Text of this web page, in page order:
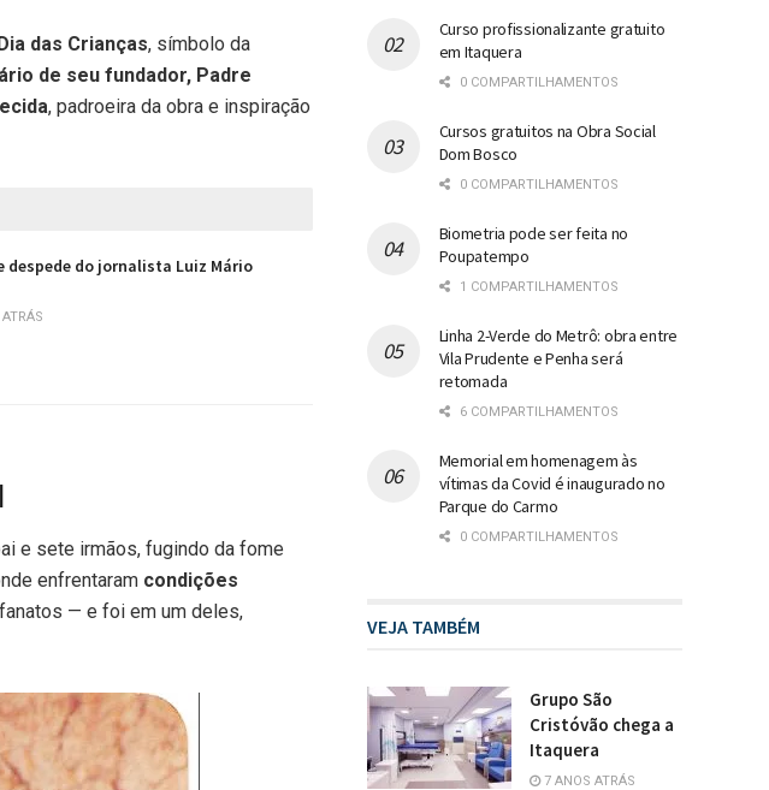
das Crianças, símbolo da
de seu fundador, Padre
, padroeira da obra e inspiração
despede do jornalista Luiz Mário
e sete irmãos, fugindo da fome
enfrentaram condições
— e foi em um deles,
Curso profissionalizante gratuito
em Itaquera
0 COMPARTILHAMENTOS
Cursos gratuitos na Obra Social
Dom Bosco
0 COMPARTILHAMENTOS
Biometria pode ser feita no
Poupatempo
1 COMPARTILHAMENTOS
Linha 2-Verde do Metrô: obra entre
Vila Prudente e Penha será
retomada
6 COMPARTILHAMENTOS
Memorial em homenagem às
vítimas da Covid é inaugurado no
Parque do Carmo
0 COMPARTILHAMENTOS
VEJA TAMBÉM
Grupo São
Cristóvão chega a
Itaquera
7 ANOS ATRÁS